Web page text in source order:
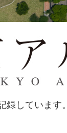
録しています